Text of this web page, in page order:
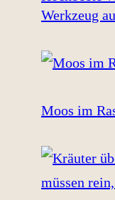
Werkzeug
Moos im